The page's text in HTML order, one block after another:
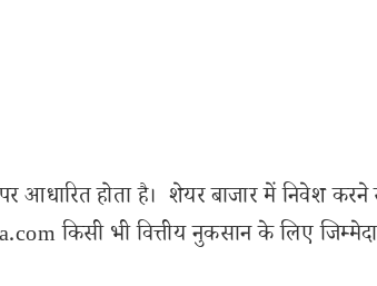
आधारित होता है। शेयर बाजार में निवेश
किसी भी वित्तीय नुकसान के लिए